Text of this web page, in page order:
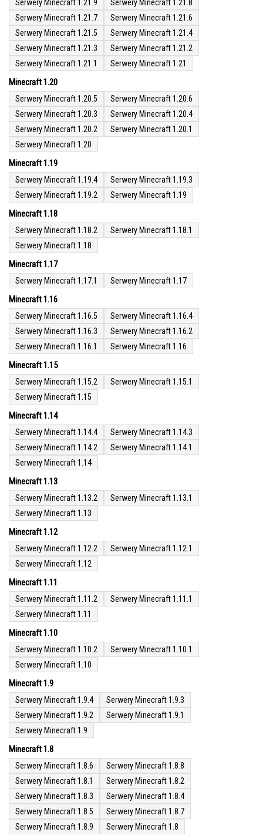
Serwery Minecraft 1.21.9
Serwery Minecraft 1.21.8
Serwery Minecraft 1.21.7
Serwery Minecraft 1.21.6
Serwery Minecraft 1.21.5
Serwery Minecraft 1.21.4
Serwery Minecraft 1.21.3
Serwery Minecraft 1.21.2
Serwery Minecraft 1.21.1
Serwery Minecraft 1.21
Minecraft 1.20
Serwery Minecraft 1.20.5
Serwery Minecraft 1.20.6
Serwery Minecraft 1.20.3
Serwery Minecraft 1.20.4
Serwery Minecraft 1.20.2
Serwery Minecraft 1.20.1
Serwery Minecraft 1.20
Minecraft 1.19
Serwery Minecraft 1.19.4
Serwery Minecraft 1.19.3
Serwery Minecraft 1.19.2
Serwery Minecraft 1.19
Minecraft 1.18
Serwery Minecraft 1.18.2
Serwery Minecraft 1.18.1
Serwery Minecraft 1.18
Minecraft 1.17
Serwery Minecraft 1.17.1 Serwery Minecraft 1.17
Minecraft 1.16
Serwery Minecraft 1.16.5
Serwery Minecraft 1.16.4
Serwery Minecraft 1.16.3
Serwery Minecraft 1.16.2
Serwery Minecraft 1.16.1
Serwery Minecraft 1.16
Minecraft 1.15
Serwery Minecraft 1.15.2
Serwery Minecraft 1.15.1
Serwery Minecraft 1.15
Minecraft 1.14
Serwery Minecraft 1.14.4
Serwery Minecraft 1.14.3
Serwery Minecraft 1.14.2
Serwery Minecraft 1.14.1
Serwery Minecraft 1.14
Minecraft 1.13
Serwery Minecraft 1.13.2
Serwery Minecraft 1.13.1
Serwery Minecraft 1.13
Minecraft 1.12
Serwery Minecraft 1.12.2
Serwery Minecraft 1.12.1
Serwery Minecraft 1.12
Minecraft 1.11
Serwery Minecraft 1.11.2
Serwery Minecraft 1.11.1
Serwery Minecraft 1.11
Minecraft 1.10
Serwery Minecraft 1.10.2
Serwery Minecraft 1.10.1
Serwery Minecraft 1.10
Minecraft 1.9
Serwery Minecraft 1.9.4
Serwery Minecraft 1.9.3
Serwery Minecraft 1.9.2
Serwery Minecraft 1.9.1
Serwery Minecraft 1.9
Minecraft 1.8
Serwery Minecraft 1.8.6
Serwery Minecraft 1.8.8
Serwery Minecraft 1.8.1
Serwery Minecraft 1.8.2
Serwery Minecraft 1.8.3
Serwery Minecraft 1.8.4
Serwery Minecraft 1.8.5
Serwery Minecraft 1.8.7
Serwery Minecraft 1.8.9
Serwery Minecraft 1.8